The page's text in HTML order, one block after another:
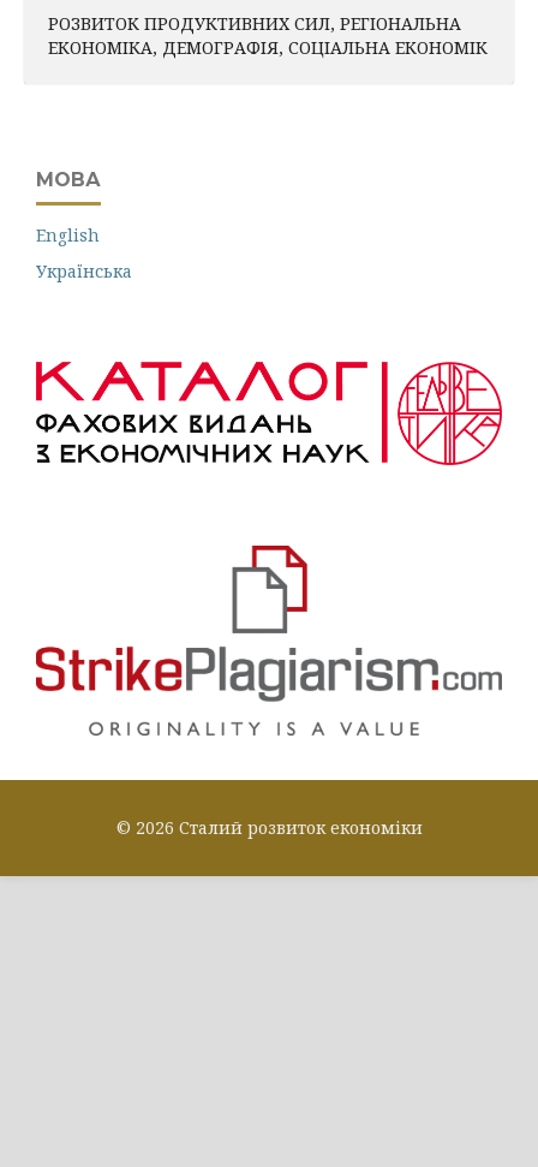
РОЗВИТОК ПРОДУКТИВНИХ СИЛ, РЕГІОНАЛЬНА
ЕКОНОМІКА, ДЕМОГРАФІЯ, СОЦІАЛЬНА ЕКОНОМІК
МОВА
English
Українська
© 2026 Сталий розвиток економіки